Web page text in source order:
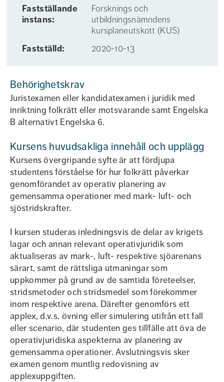
Fastställande
instans:
Forsknings och
utbildningsnämndens
kursplaneutskott (KUS)
Fastställd:
2020-10-13
Behörighetskrav
Juristexamen eller kandidatexamen i juridik med
inriktning folkrätt eller motsvarande samt Engelska
B alternativt Engelska 6.
Kursens huvudsakliga innehåll och upplägg
Kursens övergripande syfte är att fördjupa
studentens förståelse för hur folkrätt påverkar
genomförandet av operativ planering av
gemensamma operationer med mark- luft- och
sjöstridskrafter.
I kursen studeras inledningsvis de delar av krigets
lagar och annan relevant operativjuridik som
aktualiseras av mark-, luft- respektive sjöarenans
särart, samt de rättsliga utmaningar som
uppkommer på grund av de samtida företeelser,
stridsmetoder och stridsmedel som förekommer
inom respektive arena. Därefter genomförs ett
applex, d.v.s. övning eller simulering utifrån ett fall
eller scenario, där studenten ges tillfälle att öva de
operativjuridiska aspekterna av planering av
gemensamma operationer. Avslutningsvis sker
examen genom muntlig redovisning av
applexuppgiften.